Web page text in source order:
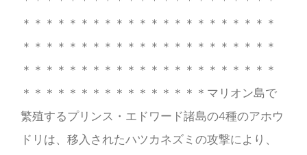
＊＊＊＊＊＊＊＊＊＊＊＊＊＊＊＊＊＊＊＊＊＊
＊＊＊＊＊＊＊＊＊＊＊＊＊＊＊＊＊＊＊＊＊＊
＊＊＊＊＊＊＊＊＊＊＊＊＊＊＊＊＊＊＊＊＊＊
＊＊＊＊＊＊＊＊＊＊＊＊＊＊＊＊マリオン島で
繁殖するプリンス・エドワード諸島の4種のアホウ
ドリは、移入されたハツカネズミの攻撃により、